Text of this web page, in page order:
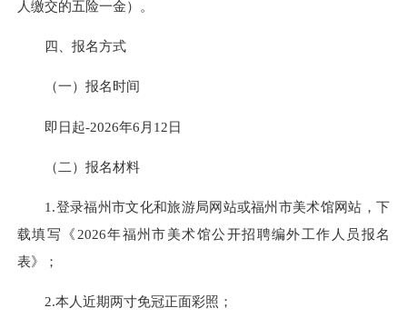
人缴交的五险一金）。
四、报名方式
（一）报名时间
即日起-2026年6月12日
（二）报名材料
1.登录福州市文化和旅游局网站或福州市美术馆网站，下
载填写《2026年福州市美术馆公开招聘编外工作人员报名
表》；
2.本人近期两寸免冠正面彩照；